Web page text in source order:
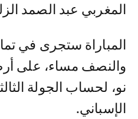
المغربي عبد الصمد
المباراة ستجرى في
والنصف مساء، على
نو، لحساب الجولة
الإسباني.